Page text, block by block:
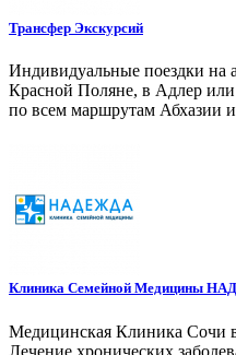
Трансфер Экскурсий
Индивидуальные поездки на
Красной Поляне, в Адлер
по всем маршрутам Абхазии и
Клиника Семейной Медицины
Медицинская Клиника Сочи в
Лечение хронических